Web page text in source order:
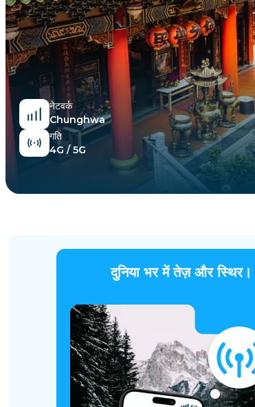
नेटवर्क
Chunghwa
गति
4G / 5G
दुनिया भर में तेज़ और स्थिर।